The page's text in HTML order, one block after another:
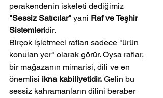
perakendenin iskeleti dediğimiz
"Sessiz Satıcılar" yani Raf ve Teşhir
Sistemleridir.
Birçok işletmeci rafları sadece "ürün
konulan yer" olarak görür. Oysa raflar,
bir mağazanın mimarisi, dili ve en
önemlisi ikna kabiliyetidir. Gelin bu
sessiz kahramanların dilini beraber